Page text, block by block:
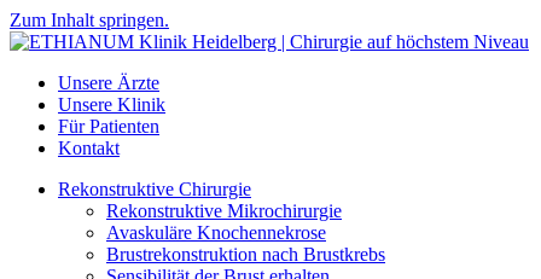
Zum Inhalt springen.
Unsere Ärzte
Unsere Klinik
Für Patienten
Kontakt
Rekonstruktive Chirurgie
Rekonstruktive Mikrochirurgie
Avaskuläre Knochennekrose
Brustrekonstruktion nach Brustkrebs